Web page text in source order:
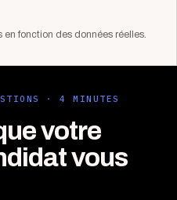
fonction des données réelles.
· 4 MINUTES
votre
vous